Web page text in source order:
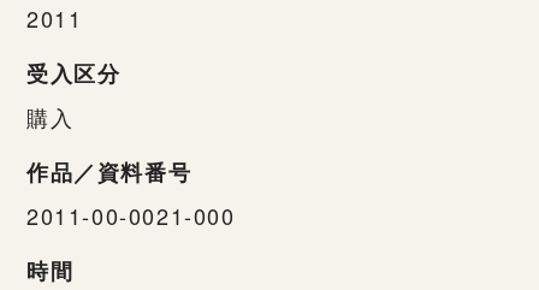
2011
受入区分
購入
作品／資料番号
2011-00-0021-000
時間